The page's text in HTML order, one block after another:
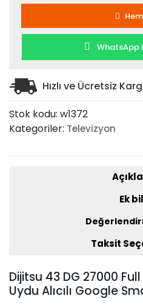
Full
43"
Uydu
Alıcılı
Google
Smart
LED
TV
WhatsApp
Hızlı ve Ücretsiz
Stok kodu: w1372
Kategoriler: Televizyon
Ek
Taksit
Dijitsu 43 DG 27000 Full
Uydu Alıcılı Google